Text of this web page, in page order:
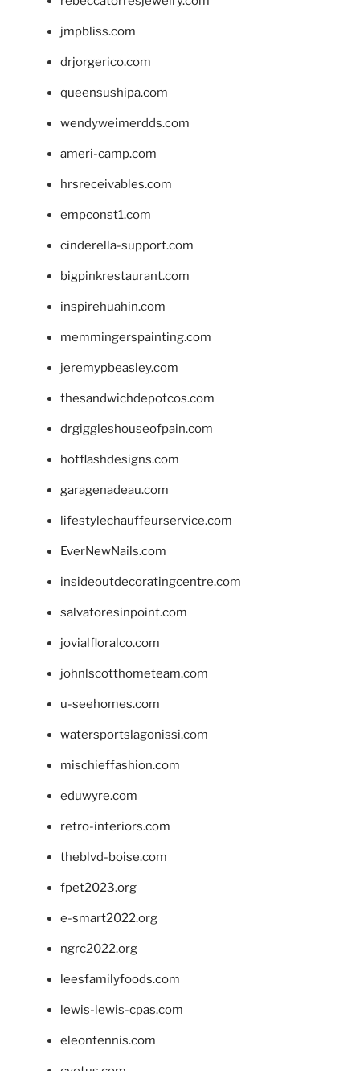
jmpbliss.com
drjorgerico.com
queensushipa.com
wendyweimerdds.com
ameri-camp.com
hrsreceivables.com
empconst1.com
cinderella-support.com
bigpinkrestaurant.com
inspirehuahin.com
memmingerspainting.com
jeremypbeasley.com
thesandwichdepotcos.com
drgiggleshouseofpain.com
hotflashdesigns.com
garagenadeau.com
lifestylechauffeurservice.com
EverNewNails.com
insideoutdecoratingcentre.com
salvatoresinpoint.com
jovialfloralco.com
johnlscotthometeam.com
u-seehomes.com
watersportslagonissi.com
mischieffashion.com
eduwyre.com
retro-interiors.com
theblvd-boise.com
fpet2023.org
e-smart2022.org
ngrc2022.org
leesfamilyfoods.com
lewis-lewis-cpas.com
eleontennis.com